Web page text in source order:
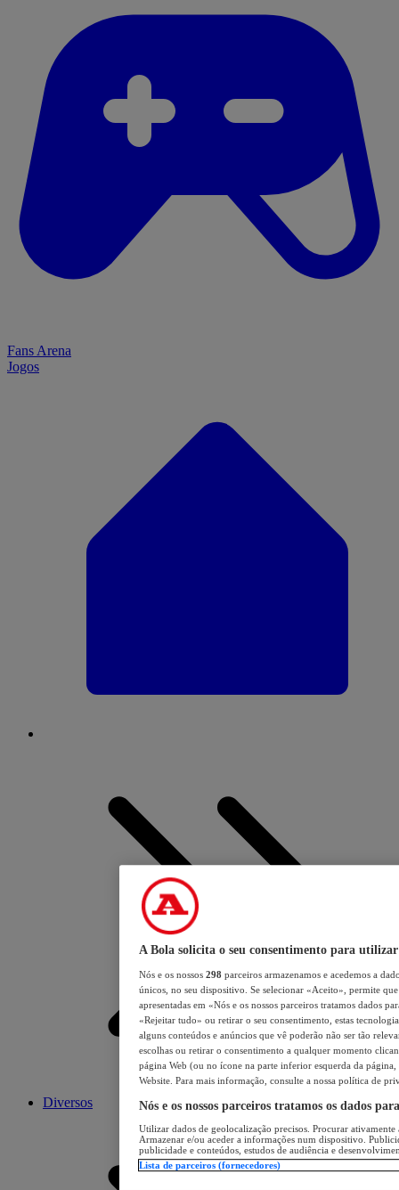
Fans Arena
Jogos
Diversos
A Bola solicita o seu consentimento para utilizar
Nós e os nossos 298 parceiros armazenamos e acedemos a
únicos, no seu dispositivo. Se selecionar «Aceito», permite
apresentadas em «Nós e os nossos parceiros tratamos dados
«Rejeitar tudo» ou retirar o seu consentimento, estas
alguns conteúdos e anúncios que vê poderão não ser tão
escolhas ou retirar o consentimento a qualquer momento
página Web (ou no ícone na parte inferior esquerda da página,
Website. Para mais informação, consulte a nossa política de
Nós e os nossos parceiros tratamos os dados
Utilizar dados de geolocalização precisos. Procurar
Armazenar e/ou aceder a informações num dispositivo.
publicidade e conteúdos, estudos de audiência e
Lista de parceiros (fornecedores)